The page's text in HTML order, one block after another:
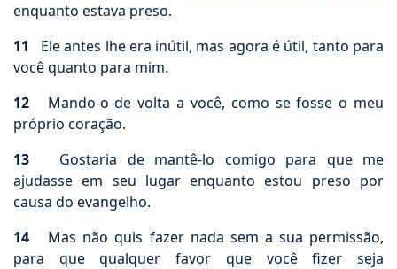
enquanto estava preso.
11 Ele antes lhe era inútil, mas agora é útil, tanto para
você quanto para mim.
12 Mando-o de volta a você, como se fosse o meu
próprio coração.
13 Gostaria de mantê-lo comigo para que me
ajudasse em seu lugar enquanto estou preso por
causa do evangelho.
14 Mas não quis fazer nada sem a sua permissão,
para que qualquer favor que você fizer seja